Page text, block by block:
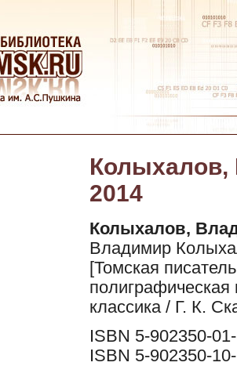
Колыхалов,
2014
Колыхалов,
Владимир
[Томская
классика / Г. К.
ISBN 5-902350-
ISBN 5-902350-